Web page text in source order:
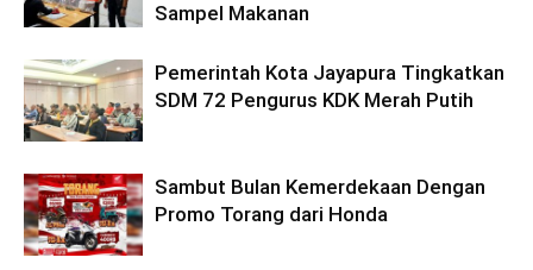
Sampel Makanan
Pemerintah Kota Jayapura Tingkatkan
SDM 72 Pengurus KDK Merah Putih
Sambut Bulan Kemerdekaan Dengan
Promo Torang dari Honda